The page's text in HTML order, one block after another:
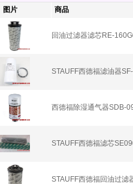
图片
商品
回油过滤器滤芯RE-
STAUFF西德福滤油器
西德福除湿通气器SDB-
STAUFF西德福滤芯
STAUFF西德福回油过滤